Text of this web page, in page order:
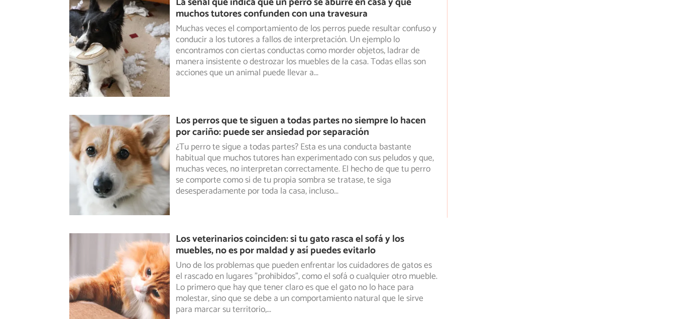
muchos tutores confunden con una travesura
Muchas veces el comportamiento de los perros puede resultar confuso y
conducir a los tutores a fallos de interpretación. Un ejemplo lo
encontramoscon ciertas conductas como morder objetos, ladrar de
manera insistente o destrozar los muebles de la casa. Todas ellas son
acciones que un animal puede llevar a...
Los perros que te siguen a todas partes no siempre lo hacen
por cariño: puede ser ansiedad por separación
¿Tu perro te sigue a todas partes? Esta es una conducta bastante
habitual que muchos tutores han experimentado con sus peludos y que,
muchasveces, no interpretan correctamente. El hecho de que tu perro
se comporte como si de tu propia sombra se tratase, te siga
desesperadamente por toda la casa, incluso...
Los veterinarios coinciden: si tu gato rasca el sofá y los
muebles, no es por maldad y así puedes evitarlo
Uno de los problemas que pueden enfrentar los cuidadores de gatos es
el rascado en lugares "prohibidos", como el sofá o cualquier otro mueble.
Lo primero que hay que tener claro es que el gato no lo hace para
molestar, sino que se debe a un comportamiento natural que le sirve
para marcar su territorio,...